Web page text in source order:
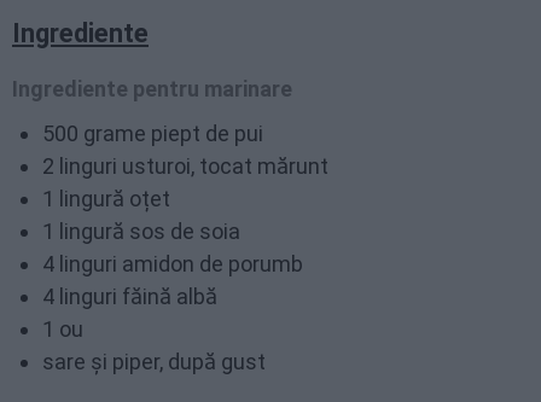
Ingrediente
Ingrediente pentru marinare
500 grame piept de pui
2 linguri usturoi, tocat mărunt
1 lingură oțet
1 lingură sos de soia
4 linguri amidon de porumb
4 linguri făină albă
1 ou
sare și piper, după gust